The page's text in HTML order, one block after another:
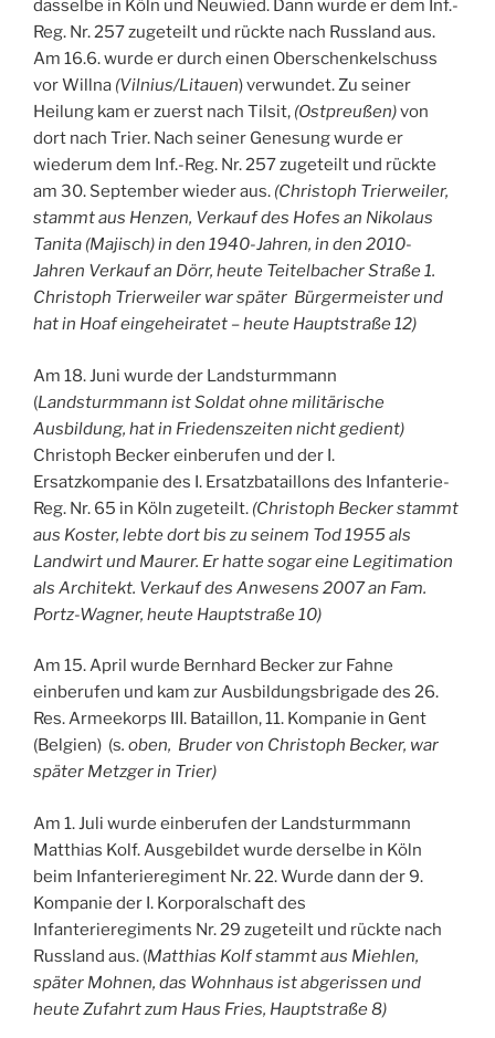
dasselbe in Köln und Neuwied. Dann wurde er dem Inf.-
Reg. Nr. 257 zugeteilt und rückte nach Russland aus.
Am 16.6. wurde er durch einen Oberschenkelschuss
vor Willna (Vilnius/Litauen) verwundet. Zu seiner
Heilung kam er zuerst nach Tilsit, (Ostpreußen)von
dort nach Trier. Nach seiner Genesung wurde er
wiederum dem Inf.-Reg. Nr. 257 zugeteilt und rückte
am 30. September wieder aus. (Christoph Trierweiler,
stammt aus Henzen, Verkauf des Hofes an Nikolaus
Tanita (Majisch) in den 1940-Jahren, in den 2010-
Jahren Verkauf an Dörr, heute Teitelbacher Straße 1.
Christoph Trierweiler war später Bürgermeister und
hat in Hoaf eingeheiratet – heute Hauptstraße 12)
Am 18. Juni wurde der Landsturmmann
(Landsturmmann ist Soldat ohne militärische
Ausbildung, hat in Friedenszeiten nicht gedient)
Christoph Becker einberufen und der I.
Ersatzkompanie des I. Ersatzbataillons des Infanterie-
Reg. Nr. 65 in Köln zugeteilt. (Christoph Becker stammt
aus Koster, lebte dort bis zu seinem Tod 1955 als
Landwirt und Maurer. Er hatte sogar eine Legitimation
als Architekt. Verkauf des Anwesens 2007 an Fam.
Portz-Wagner, heute Hauptstraße 10)
Am 15. April wurde Bernhard Becker zur Fahne
einberufen und kam zur Ausbildungsbrigade des 26.
Res. Armeekorps III. Bataillon, 11. Kompanie in Gent
(Belgien) (s. oben, Bruder von Christoph Becker, war
später Metzger in Trier)
Am 1. Juli wurde einberufen der Landsturmmann
Matthias Kolf. Ausgebildet wurde derselbe in Köln
beim Infanterieregiment Nr. 22. Wurde dann der 9.
Kompanie der I. Korporalschaft des
Infanterieregiments Nr. 29 zugeteilt und rückte nach
Russland aus. (Matthias Kolf stammt aus Miehlen,
später Mohnen, das Wohnhaus ist abgerissen und
heute Zufahrt zum Haus Fries, Hauptstraße 8)